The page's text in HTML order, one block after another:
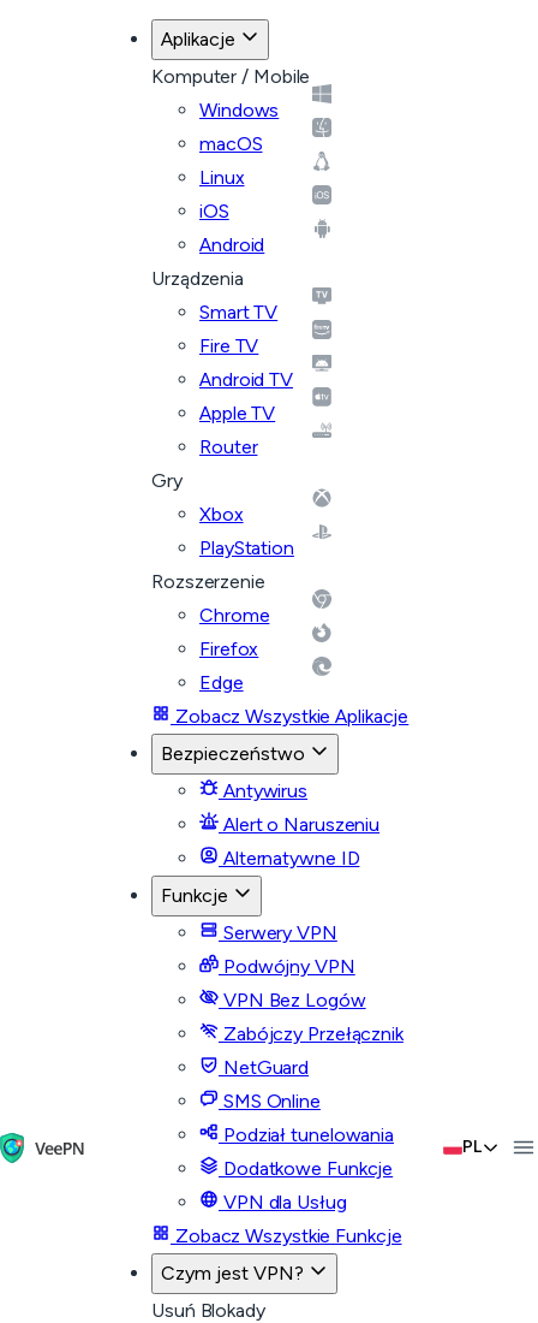
Aplikacje
Komputer / Mobile
Windows
macOS
Linux
iOS
Android
Urządzenia
Smart TV
Fire TV
Android TV
Apple TV
Router
Gry
Xbox
PlayStation
Rozszerzenie
Chrome
Firefox
Edge
Zobacz Wszystkie Aplikacje
Bezpieczeństwo
Antywirus
Alert o Naruszeniu
Alternatywne ID
Funkcje
Serwery VPN
Podwójny VPN
VPN Bez Logów
Zabójczy Przełącznik
NetGuard
SMS Online
Podział tunelowania
Dodatkowe Funkcje
VPN dla Usług
Zobacz Wszystkie Funkcje
Czym jest VPN?
Usuń Blokady
PL